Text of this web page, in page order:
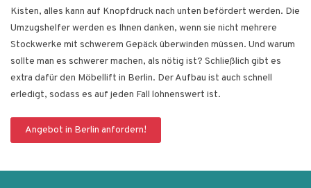
Kisten, alles kann auf Knopfdruck nach unten befördert werden. Die
Umzugshelfer werden es Ihnen danken, wenn sie nicht mehrere
Stockwerke mit schwerem Gepäck überwinden müssen. Und warum
sollte man es schwerer machen, als nötig ist? Schließlich gibt es
extra dafür den Möbellift in Berlin. Der Aufbau ist auch schnell
erledigt, sodass es auf jeden Fall lohnenswert ist.
Angebot in Berlin anfordern!